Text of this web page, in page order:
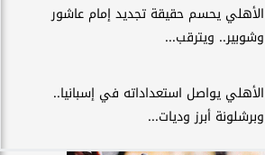
الأهلي يحسم حقيقة تجديد إمام عاشور
وشوبير.. ويترقب...
الأهلي يواصل استعداداته في إسبانيا..
وبرشلونة أبرز وديات...